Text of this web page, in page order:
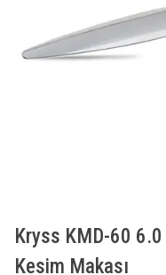
Kryss KMD-60
Kesim Makası